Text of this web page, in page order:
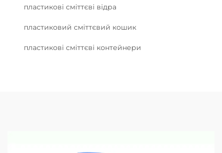
пластикові сміттєві відра
пластиковий сміттєвий кошик
пластикові сміттєві контейнери